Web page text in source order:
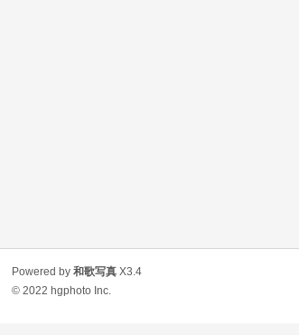
Powered by和歌写真 X3.4
© 2022 hgphoto Inc.